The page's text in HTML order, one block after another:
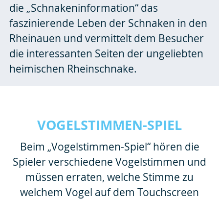
die „Schnakeninformation“ das
faszinierende Leben der Schnaken in den
Rheinauen und vermittelt dem Besucher
die interessanten Seiten der ungeliebten
heimischen Rheinschnake.
VOGELSTIMMEN-SPIEL
Beim „Vogelstimmen-Spiel“ hören die
Spieler verschiedene Vogelstimmen und
müssen erraten, welche Stimme zu
welchem Vogel auf dem Touchscreen